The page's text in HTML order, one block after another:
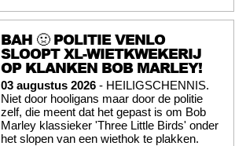
BAH 🤢 POLITIE VENLO
SLOOPT XL-WIETKWEKERIJ
OP KLANKEN BOB MARLEY!
03 augustus 2026 - HEILIGSCHENNIS.
Niet door hooligans maar door de politie
zelf, die meent dat het gepast is om Bob
Marley klassieker 'Three Little Birds' onder
het slopen van een wiethok te plakken.